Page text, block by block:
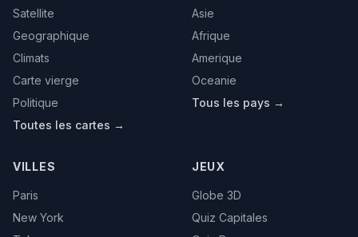
Satellite
Geographique
Climats
Carte vierge
Politique
Toutes les cartes →
Asie
Afrique
Amerique
Oceanie
Tous les pays →
VILLES
Paris
New York
JEUX
Globe 3D
Quiz Capitales